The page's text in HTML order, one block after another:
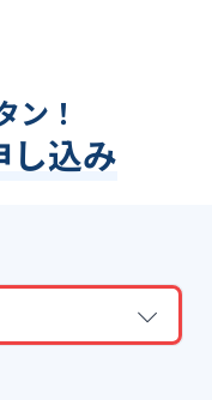
ン！
し込み